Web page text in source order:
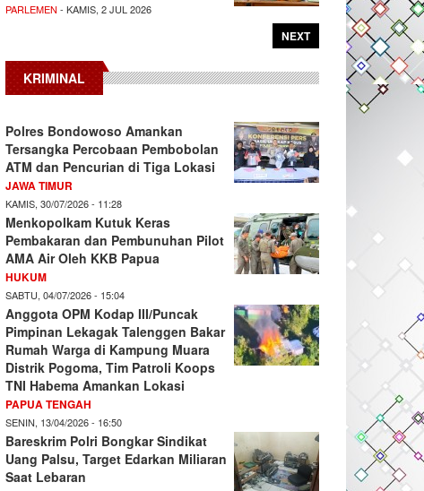
PARLEMEN - KAMIS, 2 JUL 2026
NEXT
KRIMINAL
Polres Bondowoso Amankan
Tersangka Percobaan Pembobolan
ATM dan Pencurian di Tiga Lokasi
JAWA TIMUR
KAMIS, 30/07/2026 - 11:28
Menkopolkam Kutuk Keras
Pembakaran dan Pembunuhan Pilot
AMA Air Oleh KKB Papua
HUKUM
SABTU, 04/07/2026 - 15:04
Anggota OPM Kodap III/Puncak
Pimpinan Lekagak Talenggen Bakar
Rumah Warga di Kampung Muara
Distrik Pogoma, Tim Patroli Koops
TNI Habema Amankan Lokasi
PAPUA TENGAH
SENIN, 13/04/2026 - 16:50
Bareskrim Polri Bongkar Sindikat
Uang Palsu, Target Edarkan Miliaran
Saat Lebaran